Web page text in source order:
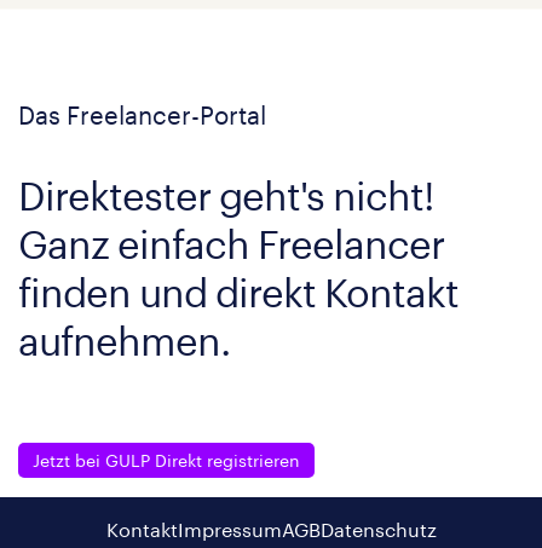
Das Freelancer-Portal
Direktester geht's nicht!
Ganz einfach Freelancer
finden und direkt Kontakt
aufnehmen.
Jetzt bei GULP Direkt registrieren
KontaktImpressumAGBDatenschutz